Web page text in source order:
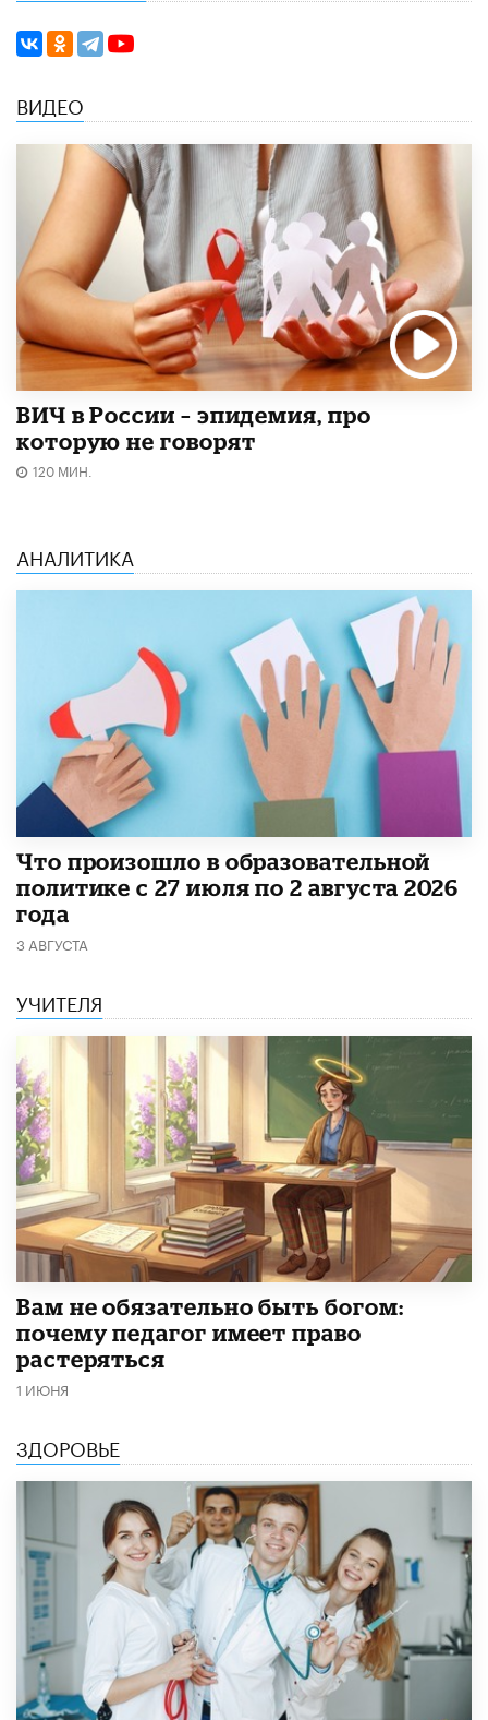
ВИДЕО
ВИЧ в России – эпидемия, про
которую не говорят
120 МИН.
АНАЛИТИКА
​Что произошло в образовательной
политике с 27 июля по 2 августа 2026
года
3 АВГУСТА
УЧИТЕЛЯ
​Вам не обязательно быть богом:
почему педагог имеет право
растеряться
1 ИЮНЯ
ЗДОРОВЬЕ